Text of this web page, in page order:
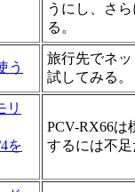
うにし、さ
る。
う
旅行先でネ
試してみる。
リ
を
PCV-RX66は
するには不